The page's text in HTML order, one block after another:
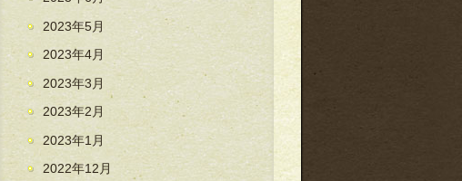
2023年5月
2023年4月
2023年3月
2023年2月
2023年1月
2022年12月